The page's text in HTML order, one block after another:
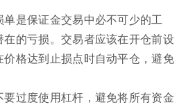
单是保证金交易中必不可少的工
的亏损。交易者应该在开仓前设
格达到止损点时自动平仓，避免
要过度使用杠杆，避免将所有资金